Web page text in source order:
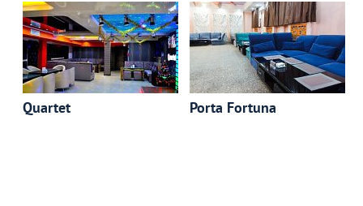
Quartet Porta Fortuna